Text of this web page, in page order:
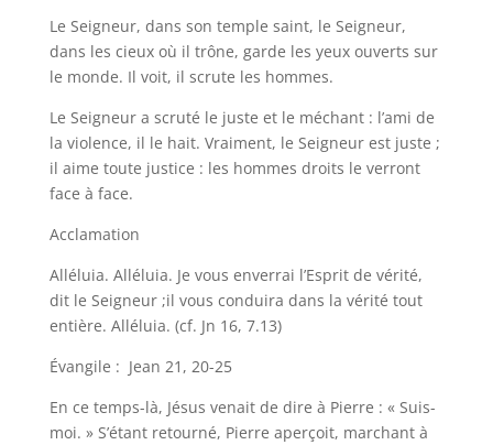
Le Seigneur, dans son temple saint, le Seigneur,
dans les cieux où il trône, garde les yeux ouverts sur
le monde. Il voit, il scrute les hommes.
Le Seigneur a scruté le juste et le méchant : l’ami de
la violence, il le hait. Vraiment, le Seigneur est juste ;
il aime toute justice : les hommes droits le verront
face à face.
Acclamation
Alléluia. Alléluia. Je vous enverrai l’Esprit de vérité,
dit le Seigneur ;il vous conduira dans la vérité tout
entière. Alléluia. (cf. Jn 16, 7.13)
Évangile : Jean 21, 20-25
En ce temps-là, Jésus venait de dire à Pierre : « Suis-
moi. » S’étant retourné, Pierre aperçoit, marchant à